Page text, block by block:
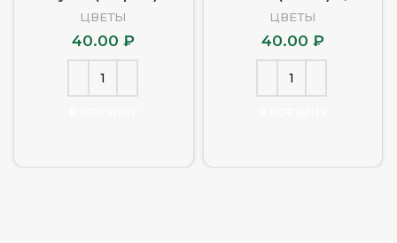
ЦВЕТЫ
40.00₽
ЦВЕТЫ
40.00 ₽